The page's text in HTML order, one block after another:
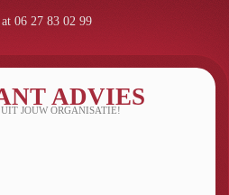
06 27 83 02 99
ADVIES
JOUW ORGANISATIE!